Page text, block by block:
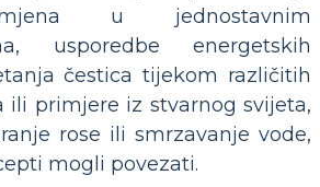
u jednostavnim
usporedbe energetskih
čestica tijekom različitih
ili primjere iz stvarnog svijeta,
rose ili smrzavanje vode,
mogli povezati.